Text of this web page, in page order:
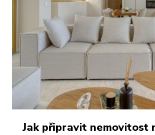
Jak připravit nemovitost